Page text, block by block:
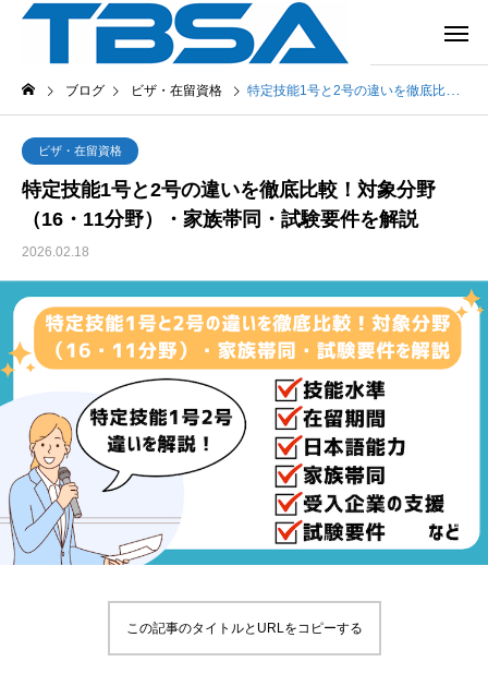
ブログ ビザ・在留資格 特定技能1号と2号の違いを徹底比較！対象分野（16・11分野）・家族帯同・試験要件を解説
ビザ・在留資格
特定技能1号と2号の違いを徹底比較！対象分野
（16・11分野）・家族帯同・試験要件を解説
2026.02.18
この記事のタイトルとURLをコピーする